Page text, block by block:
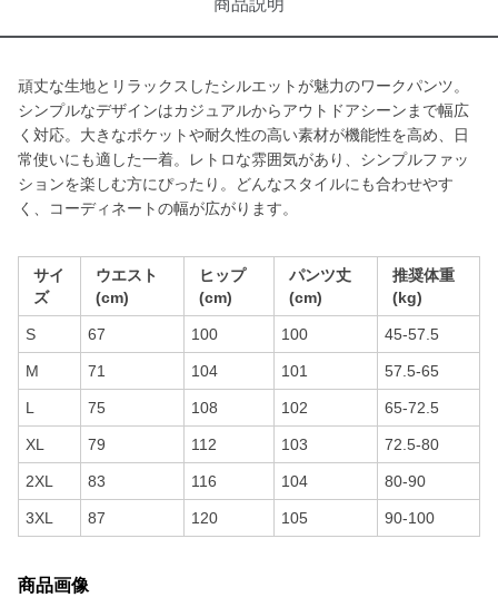
商品説明
頑丈な生地とリラックスしたシルエットが魅力のワークパンツ。
シンプルなデザインはカジュアルからアウトドアシーンまで幅広
く対応。大きなポケットや耐久性の高い素材が機能性を高め、日
常使いにも適した一着。レトロな雰囲気があり、シンプルファッ
ションを楽しむ方にぴったり。どんなスタイルにも合わせやす
く、コーディネートの幅が広がります。
サイ
ズ
ウエスト
(cm)
ヒップ
(cm)
パンツ丈
(cm)
推奨体重
(kg)
S 67 100 100 45-57.5
M 71 104 101 57.5-65
L 75 108 102 65-72.5
XL 79 112 103 72.5-80
2XL 83 116 104 80-90
3XL 87 120 105 90-100
商品画像